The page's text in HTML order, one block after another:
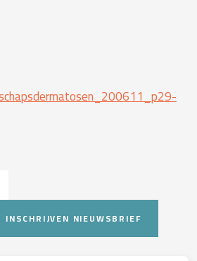
INSCHRIJVEN NIEUWSBRIEF